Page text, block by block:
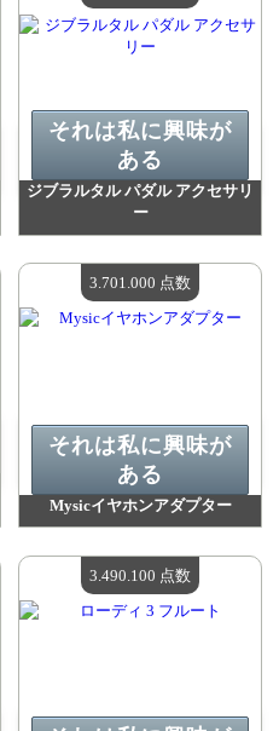
ジブラルタル パダル アクセサリ
ー
利用可能な数量：4
それは私に興味が
ある
Mysicイヤホンアダプター
利用可能な数量：4
それは私に興味が
ある
3.701.000 点数
3.490.100 点数